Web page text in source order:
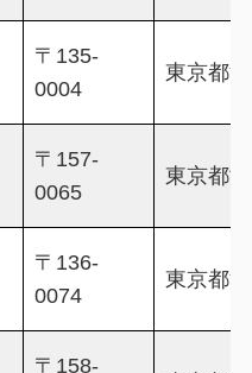
〒135-
0004
東京都
〒157-
0065
東京都
〒136-
0074
東京都
〒158-